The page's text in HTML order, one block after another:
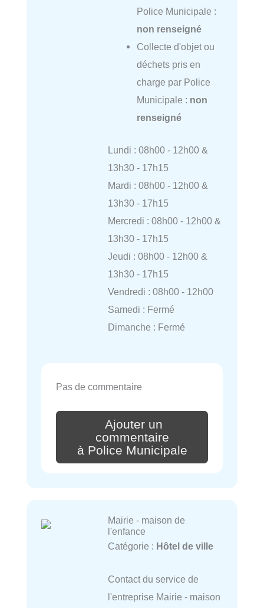
Police Municipale :
non renseigné
Collecte d'objet ou
déchets pris en
charge par Police
Municipale : non
renseigné
Lundi : 08h00 - 12h00 &
13h30 - 17h15
Mardi : 08h00 - 12h00 &
13h30 - 17h15
Mercredi : 08h00 - 12h00 &
13h30 - 17h15
Jeudi : 08h00 - 12h00 &
13h30 - 17h15
Vendredi : 08h00 - 12h00
Samedi : Fermé
Dimanche : Fermé
Pas de commentaire
Ajouter un
commentaire
à Police Municipale
Mairie - maison de
l'enfance
Catégorie : Hôtel de ville
Contact du service de
l'entreprise Mairie - maison